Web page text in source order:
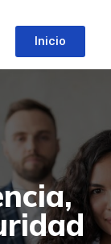
Inicio